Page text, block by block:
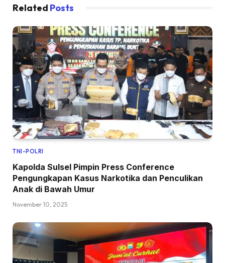
Related Posts
TNI-POLRI
Kapolda Sulsel Pimpin Press Conference
Pengungkapan Kasus Narkotika dan Penculikan
Anak di Bawah Umur
November 10, 2025